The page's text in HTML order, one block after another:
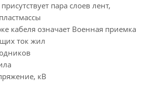
пара слоев лент,
кабеля означает Военная приемка
ток жил
кВ